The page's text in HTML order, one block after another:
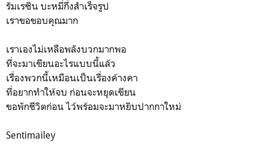
รัมเรซิน บะหมี่กึ่งสำเร็จรูป
เราขอขอบคุณมาก
เราเองไม่เหลือพลังบวกมากพอ
ที่จะมาเขียนอะไรแบบนี้แล้ว
เรื่องพวกนี้เหมือนเป็นเรื่องค้างคา
ที่อยากทำให้จบ ก่อนจะหยุดเขียน
ขอพักชีวิตก่อน ไว้พร้อมจะมาหยิบปากกาใหม่
Sentimailey